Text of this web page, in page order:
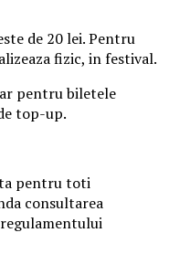
de 20 lei. Pentru
fizic, in festival.
pentru biletele
top-up.
pentru toti
consultarea